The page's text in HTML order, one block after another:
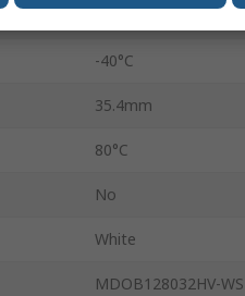
-40°C
35.4mm
80°C
No
White
MDOB128032HV-WS